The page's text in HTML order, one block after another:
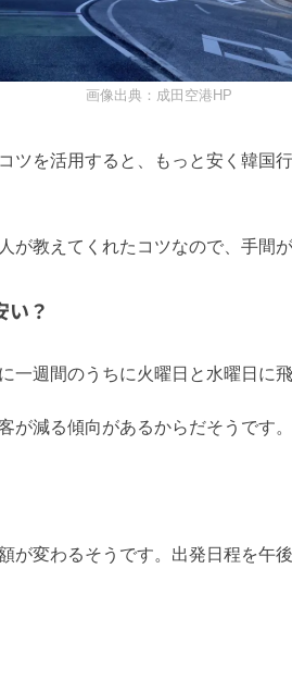
画像出典：成田空港HP
ツを活用すると、もっと安く韓国
が教えてくれたコツなので、手間
い？
一週間のうちに火曜日と水曜日に
が減る傾向があるからだそうです。
が変わるそうです。出発日程を午